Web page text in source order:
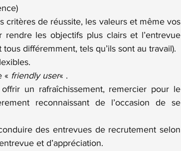
critères de réussite, les valeurs et même vos
rendre les objectifs plus clairs et l’entrevue
différemment, tels qu’ils sont au travail).
« friendly user« .
un rafraîchissement, remercier pour le
reconnaissant de l’occasion de se
des entrevues de recrutement selon
et d’appréciation.